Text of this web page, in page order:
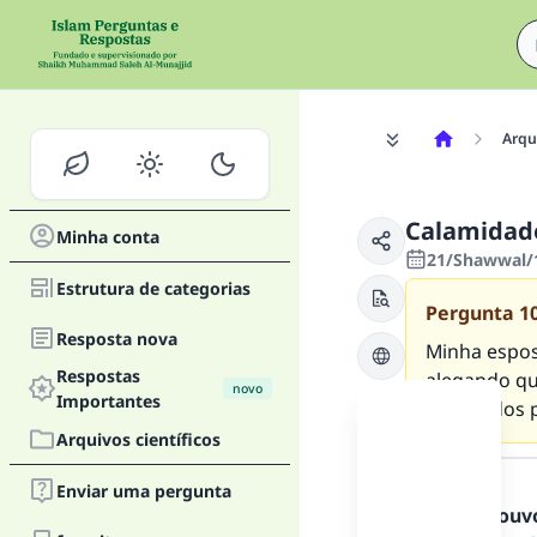
Minha conta
Estrutura de categorias
Resposta nova
Respostas
Importantes
novo
Arquivos científicos
Enviar uma pergunta
21/
Pergunta
Minha
alegando
Todos os